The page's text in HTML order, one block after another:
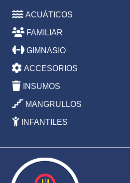
ACUÁTICOS
FAMILIAR
GIMNASIO
ACCESORIOS
INSUMOS
MANGRULLOS
INFANTILES